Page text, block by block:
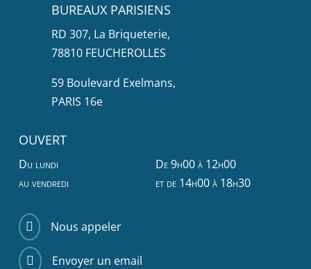
BUREAUX PARISIENS
RD 307, La Briqueterie,
78810 FEUCHEROLLES
59 Boulevard Exelmans,
PARIS 16e
OUVERT
Du lundi
au vendredi
De 9h00 à 12h00
et de 14h00 à 18h30
 Nous appeler
 Envoyer un email